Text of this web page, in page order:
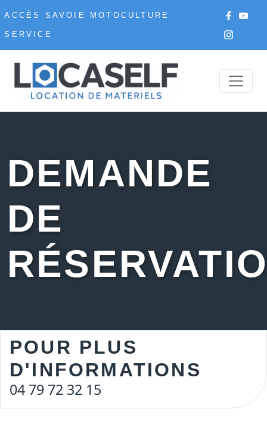
ACCÈS SAVOIE MOTOCULTURE
SERVICE
DEMANDE
DE
POUR PLUS
D'INFORMATIONS
04 79 72 32 15